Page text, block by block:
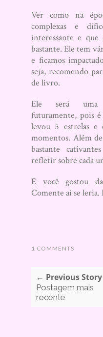
Ver como na
complexas e
interessante e
bastante. Ele tem
e ficamos
seja, recomendo
de livro.
Ele será uma
futuramente, pois
levou 5 estrelas
momentos. Além
bastante
refletir sobre cada
E você gostou
Comente aí se
1 COMMENTS
← Previous Story
Postagem mais
recente